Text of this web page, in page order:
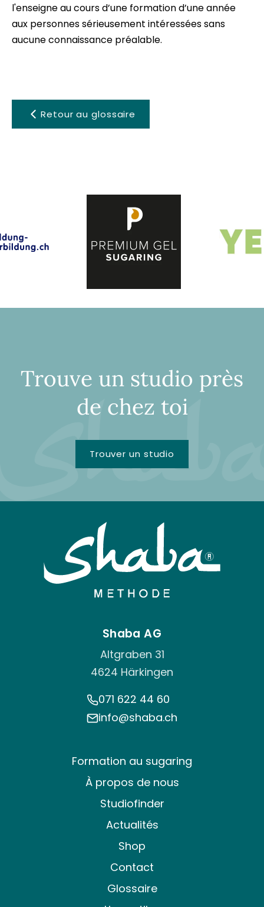
l'enseigne au cours d’une formationd’une année
aux personnes sérieusement intéressées sans
aucune connaissance préalable.
Retour au glossaire
Trouve un studio près
de chez toi
Trouver un studio
Shaba AG
Altgraben 31
4624 Härkingen
071 622 44 60
info@shaba.ch
Formation au sugaring
À propos de nous
Studiofinder
Actualités
Shop
Contact
Glossaire